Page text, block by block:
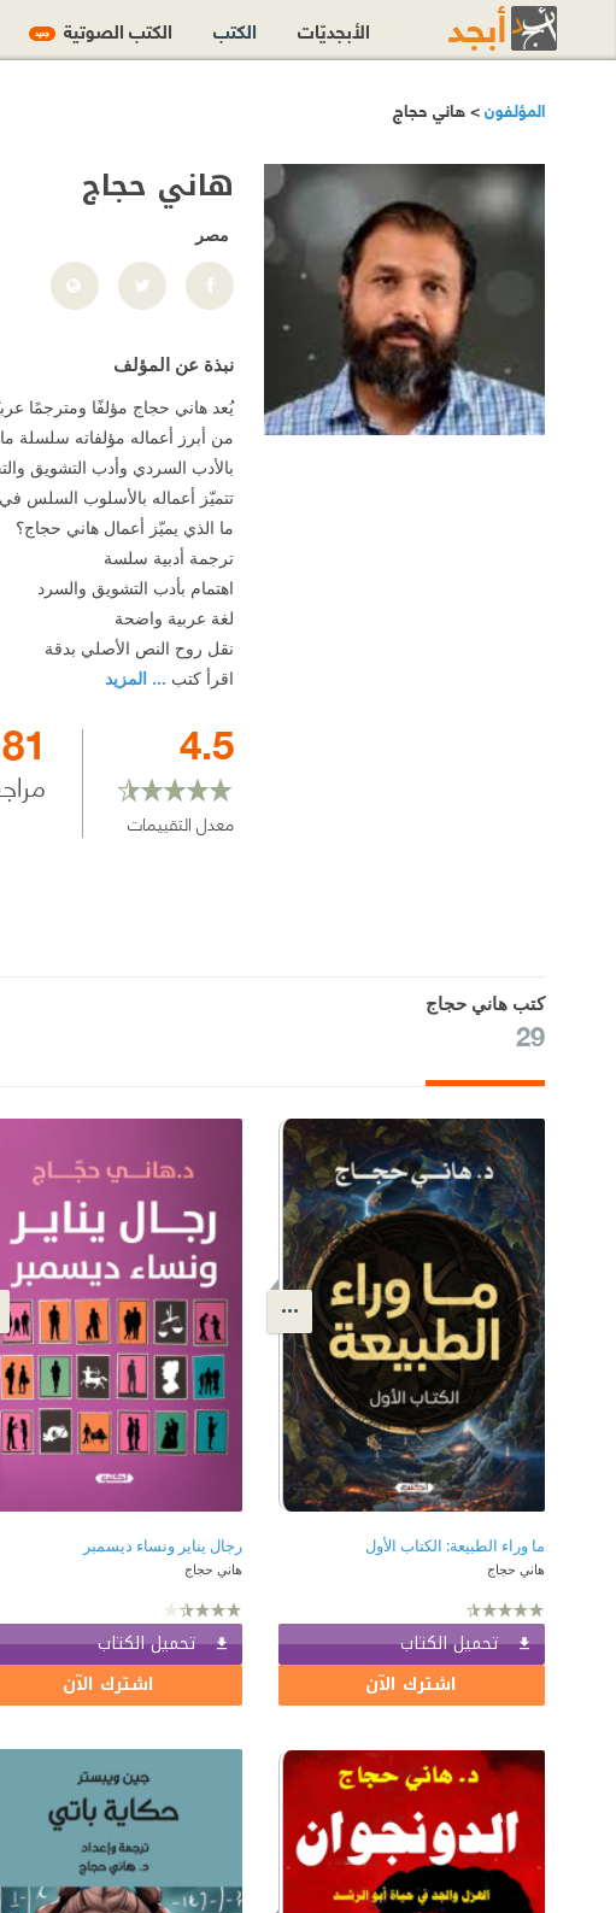
المؤلفون> هاني حجاج
هاني حجاج
مصر
نبذة عن المؤلف
يُعد هاني حجاج مؤلفًا ومترجمًا
من أبرز أعماله مؤلفاته سلسلة
بالأدب السردي وأدب التشويق
تتميّز أعماله بالأسلوب السلس
ما الذي يميّز أعمال هاني حجاج؟
ترجمة أدبية سلسة
اهتمام بأدب التشويق والسرد
لغة عربية واضحة
نقل روح النص الأصلي بدقة
اقرأ كتب ... المزيد
4.5
معدل التقييمات
كتب هاني حجاج
29
ما وراء الطبيعة: الكتاب الأول
هاني حجاج
تحميل الكتاب
اشترك الآن
رجال يناير ونساء ديسمبر
هاني حجاج
تحميل الكتاب
اشترك الآن
الأبجديّات الكتب الكتب الصوتية جديد